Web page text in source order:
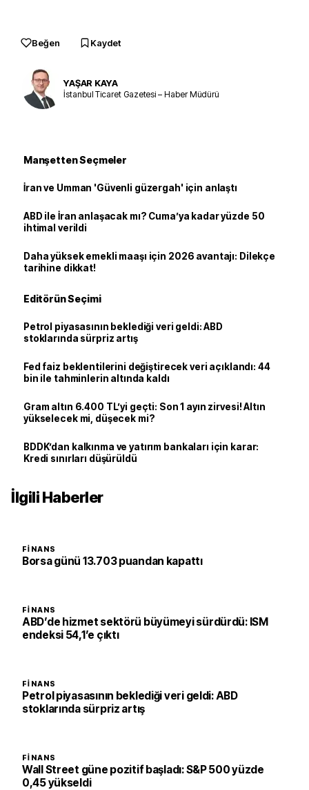
Beğen Kaydet
YAŞAR KAYA
İstanbul Ticaret Gazetesi – Haber Müdürü
Manşetten Seçmeler
İran ve Umman 'Güvenli güzergah' için anlaştı
ABD ile İran anlaşacak mı? Cuma’ya kadar yüzde 50
ihtimal verildi
Daha yüksek emekli maaşı için 2026 avantajı: Dilekçe
tarihine dikkat!
Editörün Seçimi
Petrol piyasasının beklediği veri geldi: ABD
stoklarında sürpriz artış
Fed faiz beklentilerini değiştirecek veri açıklandı: 44
bin ile tahminlerin altında kaldı
Gram altın 6.400 TL’yi geçti: Son 1 ayın zirvesi! Altın
yükselecek mi, düşecek mi?
BDDK’dan kalkınma ve yatırım bankaları için karar:
Kredi sınırları düşürüldü
İlgili Haberler
FINANS
Borsa günü 13.703 puandan kapattı
FINANS
ABD’de hizmet sektörü büyümeyi sürdürdü: ISM
endeksi 54,1’e çıktı
FINANS
Petrol piyasasının beklediği veri geldi: ABD
stoklarında sürpriz artış
FINANS
Wall Street güne pozitif başladı: S&P 500 yüzde
0,45 yükseldi